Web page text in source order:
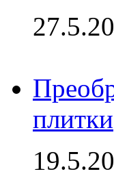
плитки